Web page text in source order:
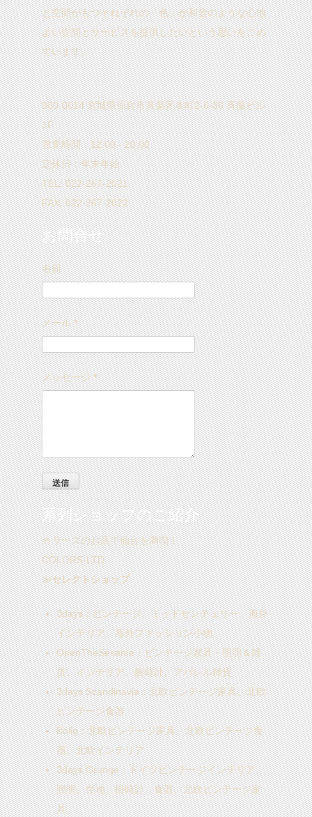
と空間がもつそれぞれの「色」が和音のような心地
よい空間とサービスを提供したいという思いをこめ
ています。
980-0014 宮城県仙台市青葉区本町2-6-36 斉藤ビル
1F
営業時間：12:00 - 20:00
定休日：年末年始
TEL: 022-267-2021
FAX: 022-267-2022
お問合せ
名前
メール*
メッセージ*
系列ショップのご紹介
カラーズのお店で仙台を満喫！
COLORS-LTD.
≫セレクトショップ
3days：ビンテージ、ミッドセンチュリー、海外
インテリア、海外ファッション小物
OpenTheSesame：ビンテージ家具・照明＆雑
貨、インテリア、腕時計、アパレル雑貨
3days Scandinavia：北欧ビンテージ家具、北欧
ビンテージ食器
Bolig：北欧ビンテージ家具、北欧ビンテージ食
器、北欧インテリア
3days Grunge：ドイツビンテージインテリア、
照明、生地、掛時計、食器、北欧ビンテージ家
具